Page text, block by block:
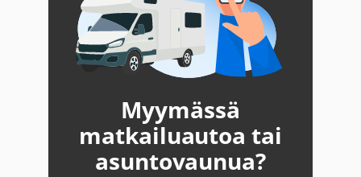
Myymässä
matkailuautoa tai
asuntovaunua?